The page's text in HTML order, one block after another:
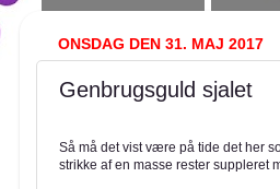
ONSDAG DEN 31. MAJ 2017
Genbrugsguld sjalet
Så må det vist være på tide det her
strikke af en masse rester suppleret